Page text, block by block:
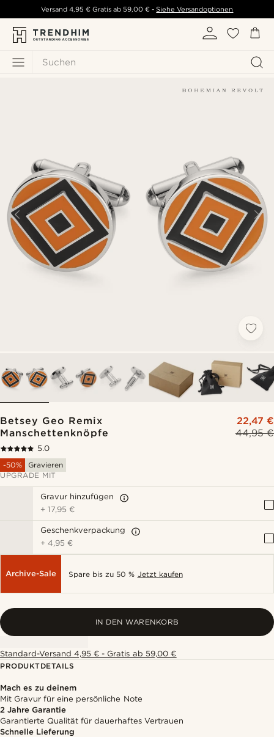
Suchen
Versand 4,95 € Gratis ab 59,00 € - Siehe Versandoptionen
Betsey Geo Remix
Manschettenknöpfe
44,95 €
22,47 €
5.0
-50%
Gravieren
UPGRADE MIT
Gravur hinzufügen
+17,95 €
Geschenkverpackung
+4,95 €
Archive-Sale Spare bis zu 50 % Jetzt kaufen
IN DEN WARENKORB
Standard-Versand 4,95 € - Gratis ab 59,00 €
PRODUKTDETAILS
Mach es zu deinem
Mit Gravur für eine persönliche Note
2 Jahre Garantie
Garantierte Qualität für dauerhaftes Vertrauen
Schnelle Lieferung